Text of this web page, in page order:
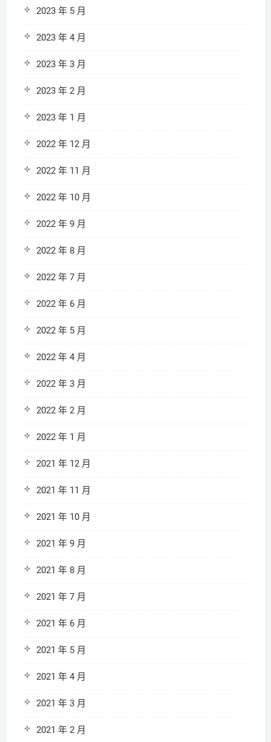
2023 年 5 月
2023 年 4 月
2023 年 3 月
2023 年 2 月
2023 年 1 月
2022 年 12 月
2022 年 11 月
2022 年 10 月
2022 年 9 月
2022 年 8 月
2022 年 7 月
2022 年 6 月
2022 年 5 月
2022 年 4 月
2022 年 3 月
2022 年 2 月
2022 年 1 月
2021 年 12 月
2021 年 11 月
2021 年 10 月
2021 年 9 月
2021 年 8 月
2021 年 7 月
2021 年 6 月
2021 年 5 月
2021 年 4 月
2021 年 3 月
2021 年 2 月